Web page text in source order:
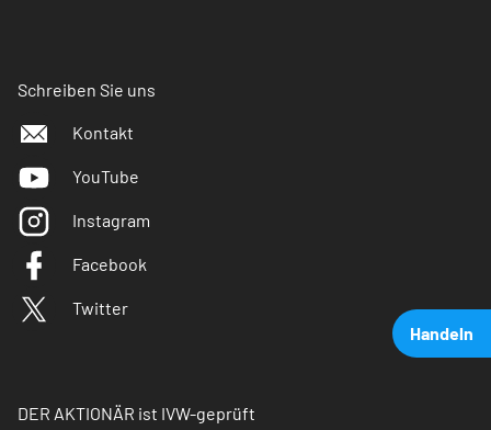
Handeln
Schreiben Sie uns
Kontakt
YouTube
Instagram
Facebook
Twitter
DER AKTIONÄR ist IVW-geprüft